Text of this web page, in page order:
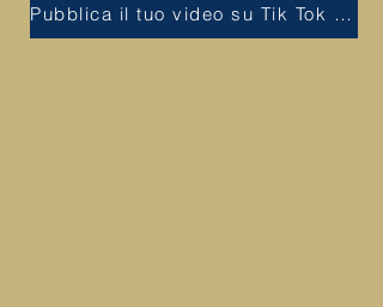
Pubblica il tuo video su Tik Tok con #SummerInCrema